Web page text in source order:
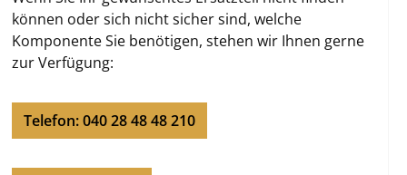
können oder sich nicht sicher sind, welche
Komponente Sie benötigen, stehen wir Ihnen gerne
zur Verfügung:
Telefon: 040 28 48 48 210